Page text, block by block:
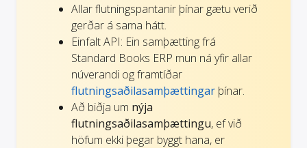
Allar flutningspantanir þínar gætu verið
gerðar á sama hátt.
Einfalt API: Ein samþætting frá
Standard Books ERP mun ná yfir allar
núverandi og framtíðar
flutningsaðilasamþættingar þínar.
Að biðja um nýja
flutningsaðilasamþættingu, ef við
höfum ekki þegar byggt hana, er